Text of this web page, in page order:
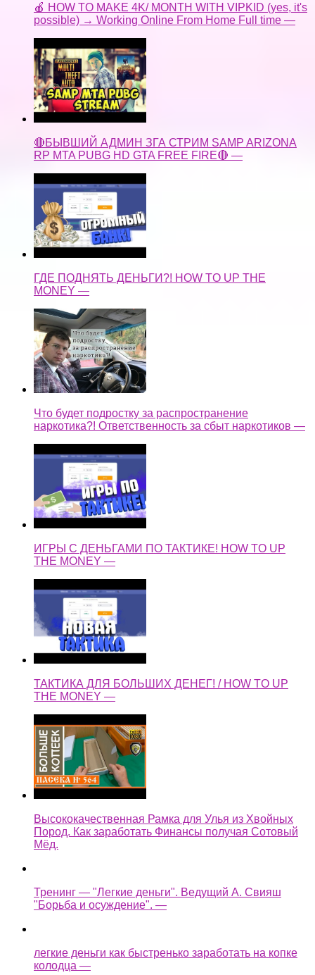
🍎 HOW TO MAKE 4K/ MONTH WITH VIPKID (yes, it's
possible) → Working Online From Home Full time —
🔴БЫВШИЙ АДМИН ЗГА СТРИМ SAMP ARIZONA
RP MTA PUBG HD GTA FREE FIRE🔴 —
ГДЕ ПОДНЯТЬ ДЕНЬГИ?! HOW TO UP THE
MONEY —
Что будет подростку за распространение
наркотика?! Ответственность за сбыт наркотиков —
ИГРЫ С ДЕНЬГАМИ ПО ТАКТИКЕ! HOW TO UP
THE MONEY —
ТАКТИКА ДЛЯ БОЛЬШИХ ДЕНЕГ! / HOW TO UP
THE MONEY —
Высококачественная Рамка для Улья из Хвойных
Пород. Как заработать Финансы получая Сотовый
Мёд.
Тренинг — "Легкие деньги". Ведущий А. Свияш
"Борьба и осуждение". —
легкие деньги как быстренько заработать на копке
колодца —